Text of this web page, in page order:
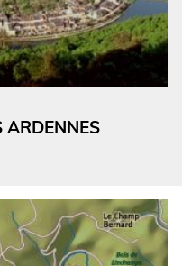
ARDENNES